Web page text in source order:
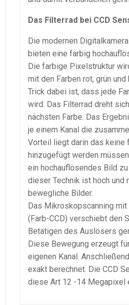
Das Filterrad bei CCD
Die modernen
bieten eine farbig
Die farbige Pixelstruktur
mit den Farben rot, grün
Trick dabei ist, dass jede
wird. Das Filterrad dreht
nächsten Farbe. Das
je einem Kanal die
Vorteil liegt darin das keine
hinzugefügt werden
ein hochauflösendes Bild
dieser Technik ist hoch und
bewegliche Bilder.
Das Mikroskopscanning mit
(Farb-CCD) verschiebt den
Betätigen des Auslösers
Diese Bewegung erzeugt
eigenen Kanal.
exakt berechnet. Die CCD
diese Art 12 -14 Megapixel